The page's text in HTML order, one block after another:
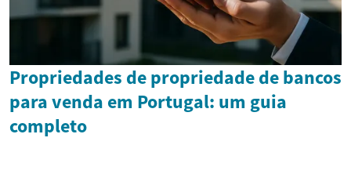
Propriedades de propriedade de bancos
para venda em Portugal: um guia
completo